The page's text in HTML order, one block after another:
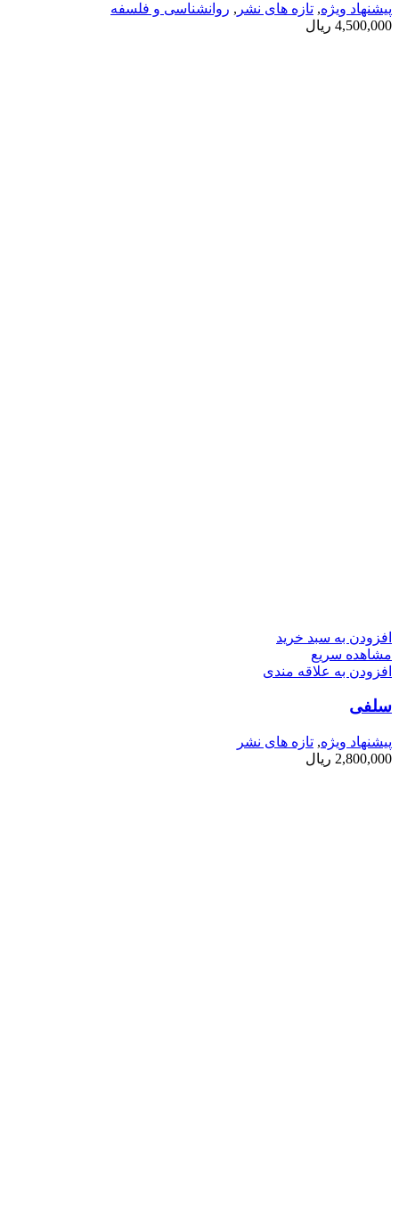
پیشنهاد ویژه, تازه های نشر , روانشناسی و فلسفه
4,500,000 ریال
افزودن به سبد خرید
مشاهده سریع
افزودن به علاقه مندی
سلفی
پیشنهاد ویژه, تازه های نشر
2,800,000 ریال